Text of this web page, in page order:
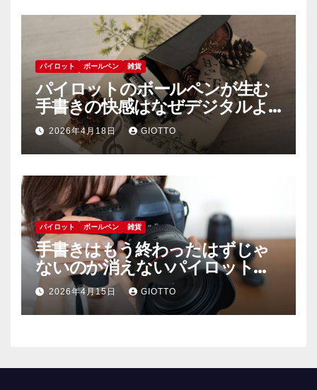
パイロット ボールペン 雑貨
パイロットのボールペンが生む
手書きの快感はなぜデジタルよ
りも人を熱狂させるのか
2026年4月18日 GIOTTO
パイロット ボールペン 雑貨
手書きはもう終わったはずじゃ
ないのか消えないパイロットの
魔力と人間が欲望で選ぶ理由
2026年4月15日 GIOTTO